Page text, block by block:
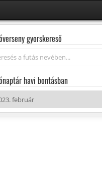
gyorskereső
havi bontásban